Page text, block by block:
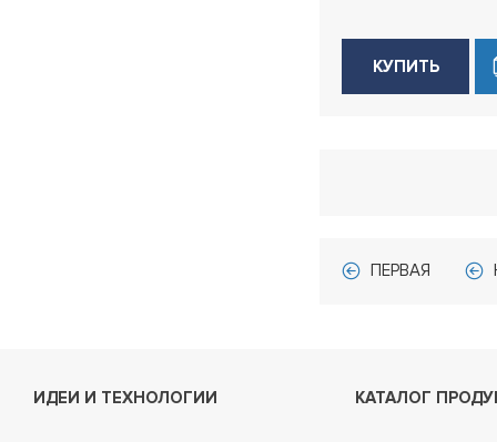
КУПИТЬ
ПЕРВАЯ
ИДЕИ И ТЕХНОЛОГИИ КАТАЛОГ